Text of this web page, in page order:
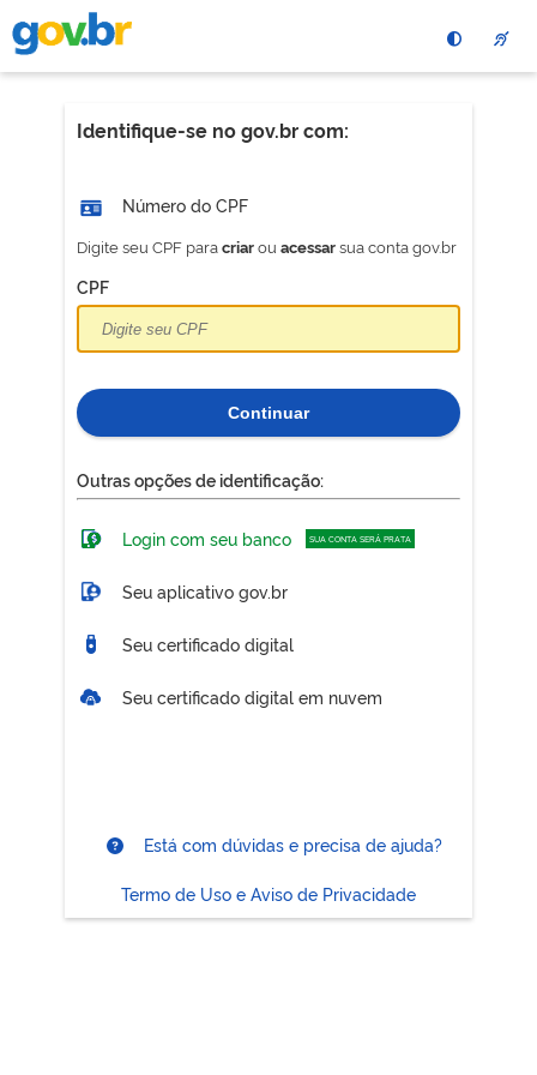
para
conteÃºdo
Identifique-se no gov.br com:
Número do CPF
Digite seu CPF paracriarou acessarsua conta gov.br
CPF
Continuar
Outras opções de identificação:
Login com seu banco SUA CONTA SERÁ PRATA
Seu aplicativo gov.br
Seu certificado digital
Seu certificado digital em nuvem
Está com dúvidas e precisa de ajuda?
Termo de Uso e Aviso de Privacidade